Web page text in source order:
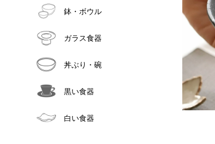
鉢・ボウル
ガラス食器
丼ぶり・碗
黒い食器
白い食器